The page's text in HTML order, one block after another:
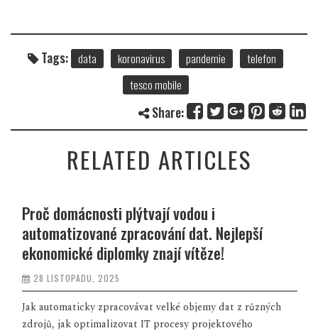
Tags: data koronavirus pandemie
telefon
tesco mobile
Share:
RELATED ARTICLES
Proč domácnosti plýtvají vodou i
automatizované zpracování dat. Nejlepší
ekonomické diplomky znají vítěze!
28 LISTOPADU, 2025
Jak automaticky zpracovávat velké objemy dat z různých
zdrojů, jak optimalizovat IT procesy projektového